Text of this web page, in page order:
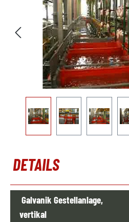
DETAILS
Galvanik Gestellanlage,
vertikal